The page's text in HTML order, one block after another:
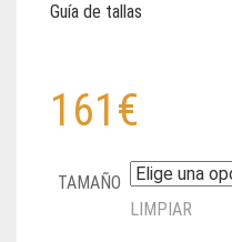
Guía de tallas
161€
TAMAÑO
LIMPIAR